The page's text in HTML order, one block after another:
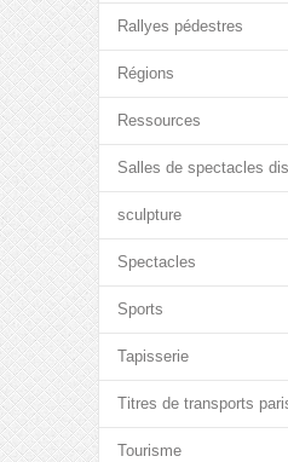
Rallyes pédestres
Régions
Ressources
Salles de spectacles
sculpture
Spectacles
Sports
Tapisserie
Titres de transports
Tourisme